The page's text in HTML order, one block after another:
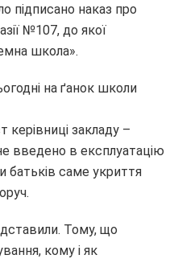
підписано наказ про
№107, до якої
школа».
на ґанок школи
керівниці закладу –
введено в експлуатацію
батьків саме укриття
Тому, що
кому і як